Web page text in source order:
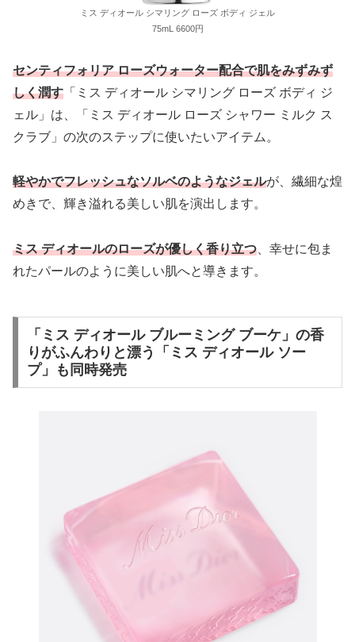
ミス ディオール シマリング ローズ ボディ ジェル
75mL 6600円
センティフォリア ローズウォーター配合で肌をみずみず
しく潤す 「ミス ディオール シマリング ローズ ボディ ジ
ェル」は、「ミス ディオール ローズ シャワー ミルク ス
クラブ」の次のステップに使いたいアイテム。
軽やかでフレッシュなソルベのようなジェルが、繊細な煌
めきで、輝き溢れる美しい肌を演出します。
ミス ディオールのローズが優しく香り立つ 、幸せに包ま
れたパールのように美しい肌へと導きます。
「ミス ディオール ブルーミング ブーケ」の香
りがふんわりと漂う「ミス ディオール ソー
プ」も同時発売